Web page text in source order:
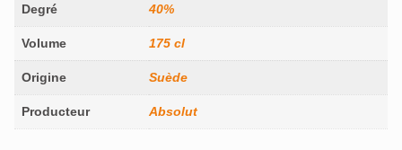
Degré 40%
Volume 175 cl
Origine Suède
Producteur Absolut